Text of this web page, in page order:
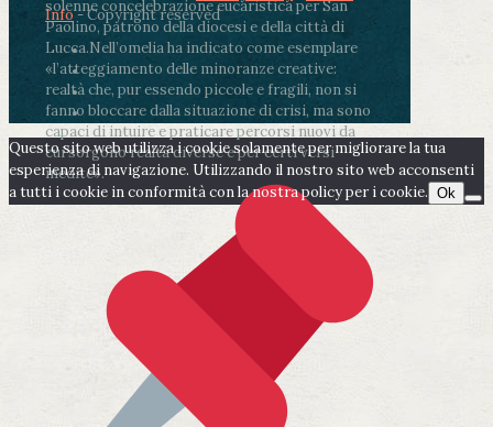
solenne concelebrazione eucaristica per San
Paolino, patrono della diocesi e della città di
Lucca.Nell’omelia ha indicato come esemplare
«l’atteggiamento delle minoranze creative:
realtà che, pur essendo piccole e fragili, non si
fanno bloccare dalla situazione di crisi, ma sono
capaci di intuire e praticare percorsi nuovi da
cui sorgono realtà diverse e per certi versi
inedite».
Info- Copyright reserved
Questo sito web utilizza i cookie solamente per migliorare la tua
esperienza di navigazione. Utilizzando il nostro sito web acconsenti
a tutti i cookie in conformità con la nostra policy per i cookie. Ok